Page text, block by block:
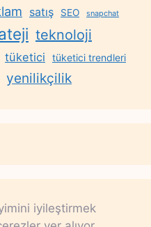
satış SEO snapchat
teknoloji
tüketici tüketici trendleri
yenilikçilik
iyileştirmek